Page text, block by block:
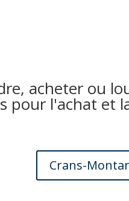
acheter ou
pour l'achat et
Crans-